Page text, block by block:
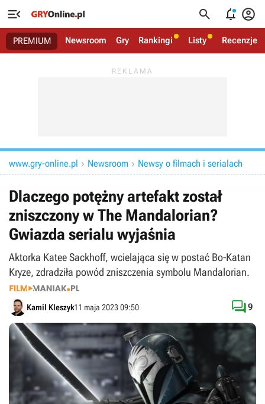
   
PREMIUM Newsroom Gry Rankingi Listy Recenzje
www.gry-online.pl  Newsroom  Newsy o filmach i serialach
Dlaczego potężny artefakt został
zniszczony w The Mandalorian?
Gwiazda serialu wyjaśnia
Aktorka Katee Sackhoff, wcielająca się w postać Bo-Katan
Kryze, zdradziła powód zniszczenia symbolu Mandalorian.
Kamil Kleszyk11 maja 2023 09:50 9